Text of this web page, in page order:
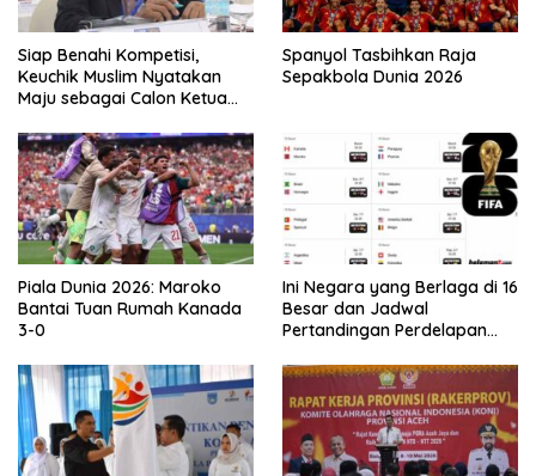
Siap Benahi Kompetisi,
Keuchik Muslim Nyatakan
Maju sebagai Calon Ketua
Spanyol Tasbihkan Raja
Sepakbola Dunia 2026
Piala Dunia 2026: Maroko
Bantai Tuan Rumah Kanada
3-0
Ini Negara yang Berlaga di 16
Besar dan Jadwal
Pertandingan Perdelapan